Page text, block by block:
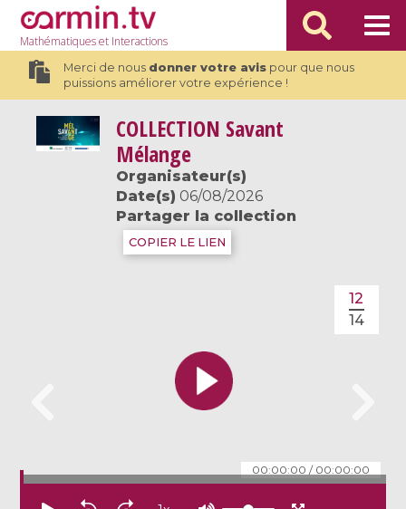
Mathématiqueset Interactions
Merci de nous donner votre avispour que nous
puissions améliorer votre expérience !
COLLECTION Savant
Mélange
Organisateur(s)
Date(s) 06/08/2026
Partager la collection
COPIER LE LIEN
00:00:00 / 00:00:00
12
14